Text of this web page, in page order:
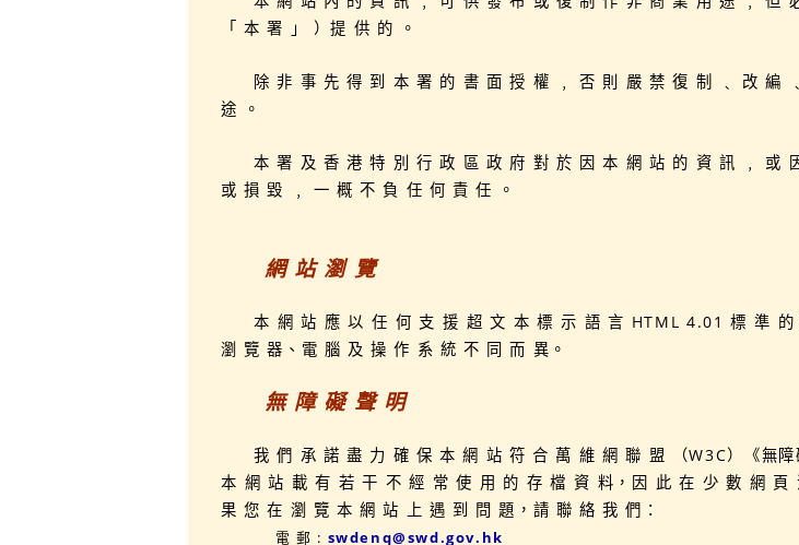
「 本 署 」 ）提 供 的 。
除 非 事 先 得 到 本 署 的 書 面 授 權 ﹐ 否 則 嚴 禁 復 制 ﹑ 改 編
途 。
本 署 及 香 港 特 別 行 政 區 政 府 對 於 因 本 網 站 的 資 訊 ﹐ 或
或 損 毀 ﹐ 一 概 不 負 任 何 責 任 。
網 站 瀏 覽
本 網 站 應 以 任 何 支 援 超 文 本 標 示 語 言 HTML 4.01 標 準
瀏 覽 器、電 腦 及 操 作 系 統 不 同 而 異。
無 障 礙 聲 明
我 們 承 諾 盡 力 確 保 本 網 站 符 合 萬 維 網 聯 盟 （W3C）《無
本 網 站 載 有 若 干 不 經 常 使 用 的 存 檔 資 料，因 此 在 少 數 網
果 您 在 瀏 覽 本 網 站 上 遇 到 問 題，請 聯 絡 我 們：
電 郵 : swdenq@swd.gov.hk